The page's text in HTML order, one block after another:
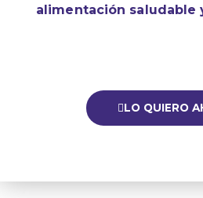
alimentación saludable
LO QUIERO